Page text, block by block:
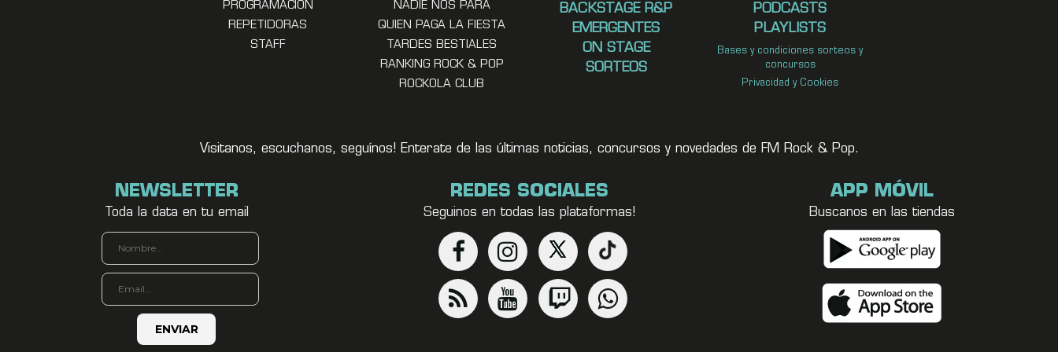
PROGRAMACION
REPETIDORAS
STAFF
NADIE NOS PARA
QUIEN PAGA LA FIESTA
TARDES BESTIALES
RANKING ROCK & POP
ROCKOLA CLUB
BACKSTAGE R&P
EMERGENTES
ON STAGE
SORTEOS
PODCASTS
PLAYLISTS
Bases y condiciones sorteos y
concursos
Privacidad y Cookies
Visitanos, escuchanos, seguínos! Enterate de las últimas noticias, concursos y novedades de FM Rock & Pop.
NEWSLETTER
Toda la data en tu email
REDES SOCIALES
Seguinos en todas las plataformas!
APP MÓVIL
Buscanos en las tiendas